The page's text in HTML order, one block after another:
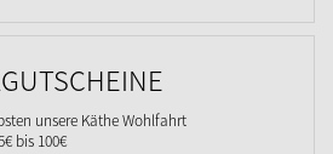
unsere Käthe Wohlfahrt
bis 100€